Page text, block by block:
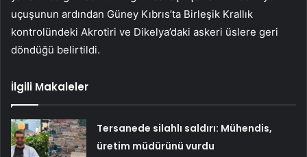
uçuşunun ardından Güney Kıbrıs’ta Birleşik Krallık
kontrolündeki Akrotiri ve Dikelya’daki askeri üslere geri
döndüğü belirtildi.
İlgili Makaleler
Tersanede silahlı saldırı: Mühendis,
üretim müdürünü vurdu